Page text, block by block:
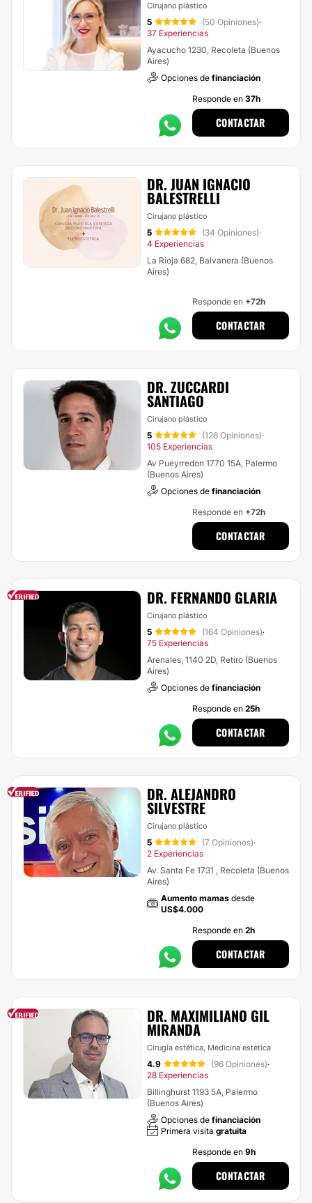
Cirujano plástico
5 (50 Opiniones)·
37 Experiencias
Ayacucho 1230, Recoleta (Buenos
Aires)
Opciones de financiación
Responde en 37h
CONTACTAR
DR. JUAN IGNACIO
BALESTRELLI
Cirujano plástico
5 (34 Opiniones)·
4 Experiencias
La Rioja 682, Balvanera (Buenos
Aires)
Responde en +72h
CONTACTAR
DR. ZUCCARDI
SANTIAGO
Cirujano plástico
5 (126 Opiniones)·
105 Experiencias
Av Pueyrredon 1770 15A, Palermo
(Buenos Aires)
Opciones de financiación
Responde en +72h
CONTACTAR
DR. FERNANDO GLARIA
Cirujano plástico
5 (164 Opiniones)·
75 Experiencias
Arenales, 1140 2D, Retiro (Buenos
Aires)
Opciones de financiación
Responde en 25h
CONTACTAR
DR. ALEJANDRO
SILVESTRE
Cirujano plástico
5 (7 Opiniones)·
2 Experiencias
Av. Santa Fe 1731 , Recoleta (Buenos
Aires)
Aumento mamas desde
US$4.000
Responde en 2h
CONTACTAR
DR. MAXIMILIANO GIL
MIRANDA
Cirugía estética, Medicina estética
4.9 (96 Opiniones)·
28 Experiencias
Billinghurst 1193 5A, Palermo
(Buenos Aires)
Opciones de financiación
Primera visita gratuita
Responde en 9h
CONTACTAR